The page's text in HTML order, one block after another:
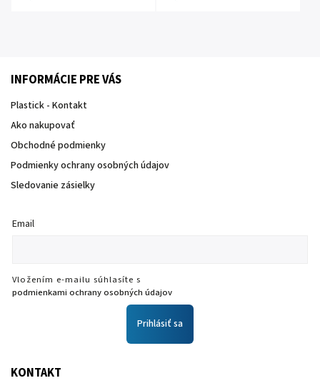
INFORMÁCIE PRE VÁS
Plastick - Kontakt
Ako nakupovať
Obchodné podmienky
Podmienky ochrany osobných údajov
Sledovanie zásielky
Email
Vložením e-mailu súhlasíte s
podmienkami ochrany osobných údajov
Prihlásiť sa
KONTAKT